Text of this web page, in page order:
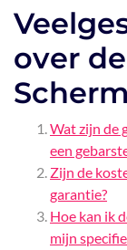
over
Wat zijn de
een
Zijn de
garantie?
Hoe kan ik
mijn